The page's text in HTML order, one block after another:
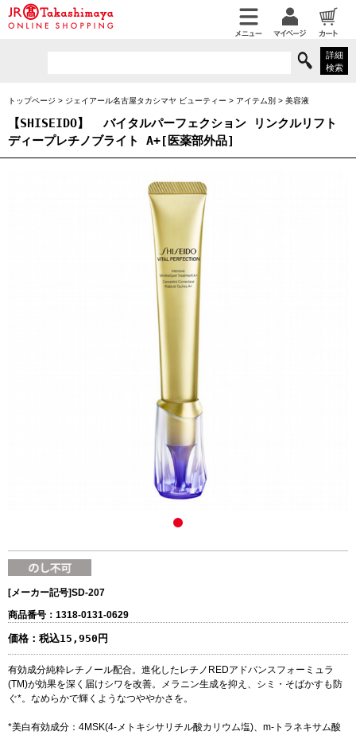
詳細
検索
トップページ > ジェイアール名古屋タカシマヤ ビューティー > アイテム別 > 美容液
【SHISEIDO】バイタルパーフェクション リンクルリフト
ディープレチノブライト A+[医薬部外品]
[メーカー記号]SD-207
商品番号：1318-0131-0629
価格： 税込15,950円
有効成分純粋レチノール配合。進化したレチノREDアドバンスフォーミュラ
(TM)が効果を深く届けシワを改善。メラニン生成を抑え、シミ・そばかすも防
ぐ*。なめらかで輝くようなつややかさを。
*美白有効成分：4MSK(4-メトキシサリチル酸カリウム塩)、m-トラネキサム酸